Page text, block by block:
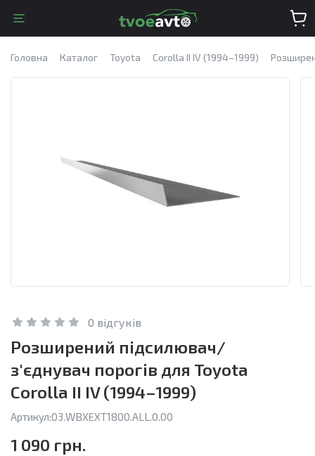
Головна Каталог Toyota Corolla II IV (1994–1999)
0 відгуків
Розширений підсилювач/
з'єднувач порогів для Toyota
Corolla II IV (1994–1999)
Артикул:03.WBXEXT1800.ALL.0.00
1 090 грн.